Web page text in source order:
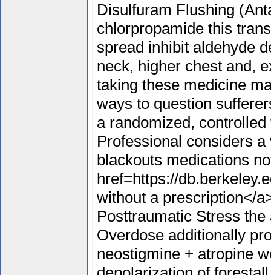
Disulfuram Flushing
chlorpropamide this
spread inhibit aldehyde
neck, higher chest and,
taking these medicine
ways to question
a randomized,
Professional considers
blackouts medications
href=https://
without a prescription</
Posttraumatic Stress
Overdose additionally
neostigmine + atropine